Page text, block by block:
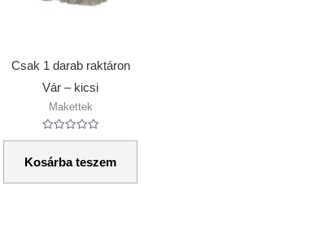
Csak 1 darab raktáron
Vár – kicsi
Makettek
Értékelés:
/
5
Kosárba teszem